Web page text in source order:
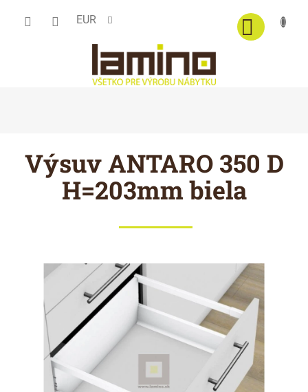
EUR
Výsuv ANTARO 350 D
H=203mm biela